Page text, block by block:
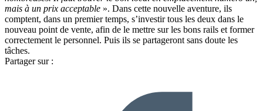
mais à un prix acceptable ». Dans cette nouvelle aventure, ils
comptent, dans un premier temps, s’investir tous les deux dans le
nouveau point de vente, afin de le mettre sur les bons rails et former
correctement le personnel. Puis ils se partageront sans doute les
tâches.
Partager sur :